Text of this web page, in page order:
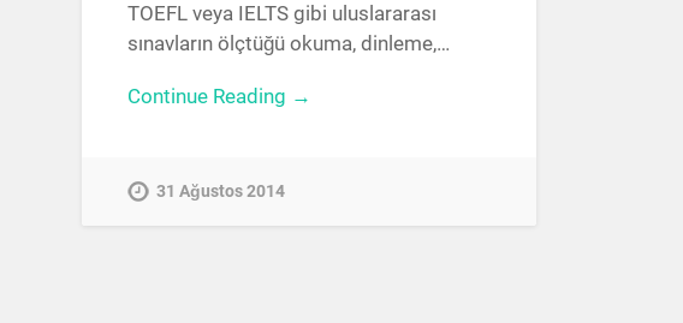
TOEFL veya IELTS gibi uluslararası
sınavların ölçtüğü okuma, dinleme,…
Continue Reading →
31 Ağustos 2014